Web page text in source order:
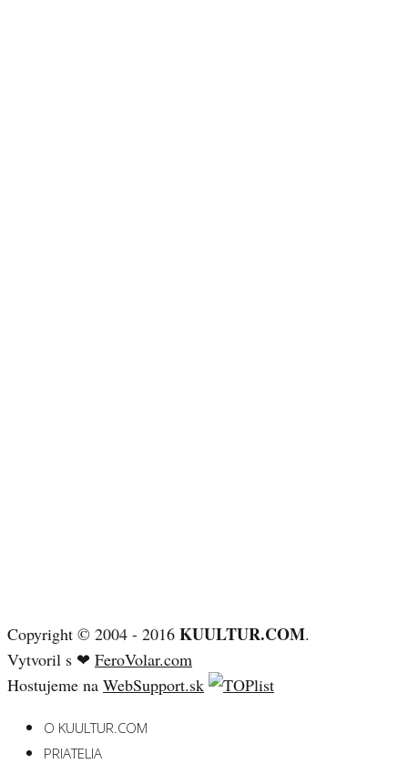
Copyright © 2004 - 2016 KUULTUR.COM.
Vytvoril s ❤ FeroVolar.com
Hostujeme na WebSupport.sk
O KUULTUR.COM
PRIATELIA